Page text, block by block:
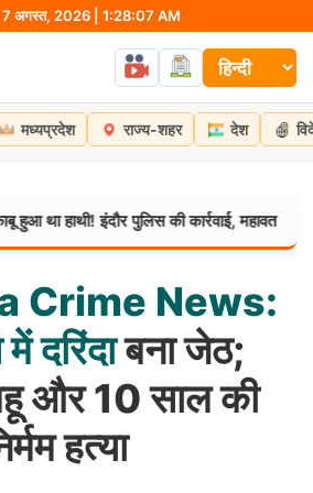
7 अगस्त, 2026 | 1:28:08 AM
मध्यप्रदेश राज्य-शहर देश
इंदौर पुलिस की कार्रवाई, महावत गिरफ्तार
Crime News:
मेंदरिंदाबना जेठ;
और 10 साल की
हत्या